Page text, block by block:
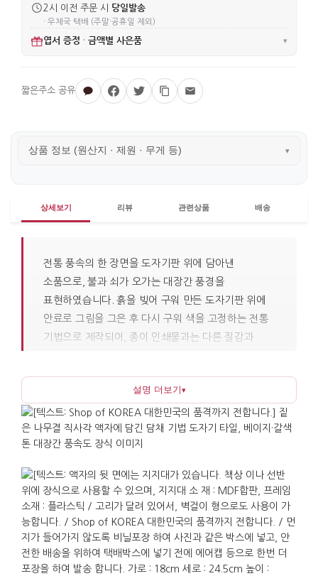
2시 이전 주문 시 당일발송
· 우체국 택배 (주말·공휴일 제외)
엽서 증정 · 금액별 사은품 ▾
상품 정보 (원산지 · 제원 · 무게 등) ▾
상세보기 리뷰 관련상품 배송
전통 풍속의 한 장면을 도자기판 위에 담아낸
소품으로, 불과 쇠가 오가는 대장간 풍경을
표현하였습니다. 흙을 빚어 구워 만든 도자기판 위에
안료로 그림을 그은 후 다시 구워 색을 고정하는 전통
기법으로 제작되어, 종이 인쇄물과는 다른 질감과
표현된 그림은 과하게 화려하지 않으면서도 손으로
일구는 삶의 리듬이 정돈되어 있어, 공간에 놓았을 때
차분하고 안정적인 분위기를 만듭니다. 나무
프레임으로 완성된 이 액자는 탁상에 세우거나 벽면에
걸 수 있으며, 작은 크기로 인해 서재나 사무 공간 같은
대장간은 마을의 기술이 모이던 곳으로, 농기구와
생활도구를 만들고 고치며 사람들의 생업을 받쳐 주던
공간입니다. 이 상품은 한국의 옛 생활문화와 근면함,
기술 문화를 자연스럽게 전달하는 선물로 적합하며,
특정 종교나 정치적 상징이 없어 다양한 자리에서
설명 더보기▾